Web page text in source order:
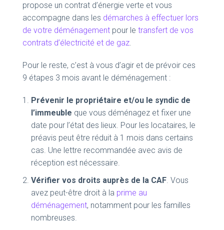
propose un contrat d’énergie verte et vous
accompagne dans les démarches à effectuer lors
de votre déménagement pour le transfert de vos
contrats d’électricité et de gaz.
Pour le reste, c’est à vous d’agir et de prévoir ces
9 étapes 3 mois avant le déménagement :
Prévenir le propriétaire et/ou le syndic de
l’immeuble que vous déménagez et fixer une
date pour l’état des lieux. Pour les locataires, le
préavis peut être réduit à 1 mois dans certains
cas. Une lettre recommandée avec avis de
réception est nécessaire.
Vérifier vos droits auprès de la CAF. Vous
avez peut-être droit à la prime au
déménagement, notamment pour les familles
nombreuses.